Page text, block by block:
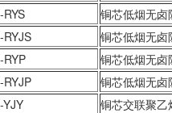
铜芯低烟无
铜芯低烟无
RYP
铜芯低烟无
铜芯低烟无
YJY
铜芯交联聚